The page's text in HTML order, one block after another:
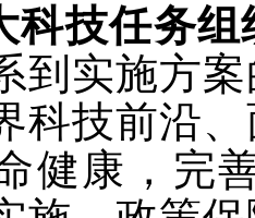
科技任务
到实施方
科技前沿
健康，完